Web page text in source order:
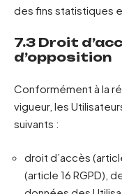
des fins statistiques
7.3 Droit
d’opposition
Conformément à la
vigueur, les
suivants :
droit d’accès
(article 16 RGPD),